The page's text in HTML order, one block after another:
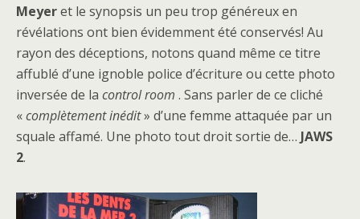
Meyeret le synopsis un peu trop généreux en
révélations ont bien évidemment été conservés! Au
rayon des déceptions, notons quand même ce titre
affublé d’une ignoble police d’écriture ou cette photo
inversée de la control room . Sans parler de ce cliché
«complètement inédit» d’une femme attaquée par un
squale affamé. Une photo tout droit sortie de… JAWS
2.